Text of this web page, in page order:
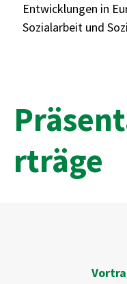
Entwicklungen in
Sozialarbeit und
rträge